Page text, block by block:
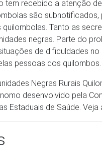
tem recebido a atenção
são subnotificados,
Tanto as
negras. Parte do
de dificuldades
pessoas dos quilombos.
Negras Rurais
desenvolvido pela
Estaduais de Saúde.